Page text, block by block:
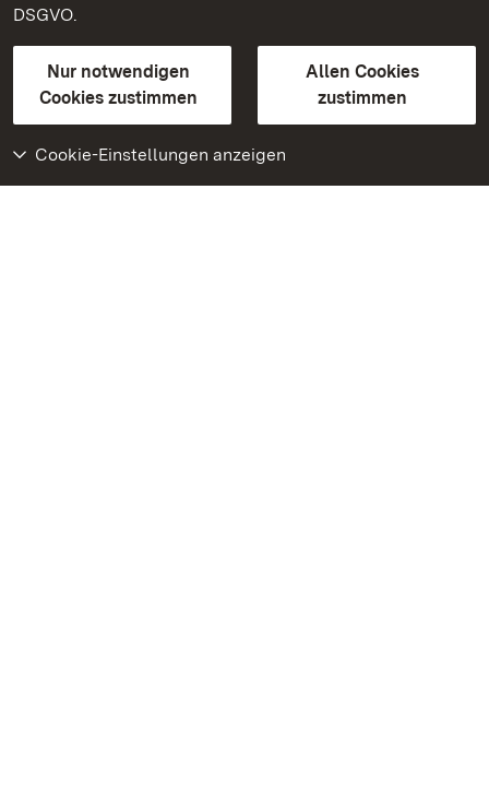
DSGVO.
Nur notwendigen
Cookies zustimmen
Allen Cookies
zustimmen
Cookie-Einstellungen anzeigen
Kontakt
GebärdenspracheLeichte Sprache
Erklärung zur Barrierefreiheit
BITV-konform (geprüfte Seiten)
Weiteres